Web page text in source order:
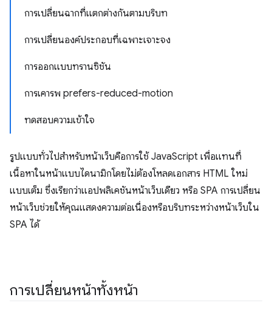
การเปลี่ยนฉากที่แตกต่างกันตามบริบท
การเปลี่ยนองค์ประกอบที่เฉพาะเจาะจง
การออกแบบทรานซิชัน
การเคารพ prefers-reduced-motion
ทดสอบความเข้าใจ
รูปแบบทั่วไปสำหรับหน้าเว็บคือการใช้ JavaScript เพื่อแทนที่
เนื้อหาในหน้าแบบไดนามิกโดยไม่ต้องโหลดเอกสาร HTML ใหม่
แบบเต็ม ซึ่งเรียกว่าแอปพลิเคชันหน้าเว็บเดียว หรือ SPA การเปลี่ยน
หน้าเว็บช่วยให้คุณแสดงความต่อเนื่องหรือบริบทระหว่างหน้าเว็บใน
SPA ได้
การเปลี่ยนหน้าทั้งหน้า